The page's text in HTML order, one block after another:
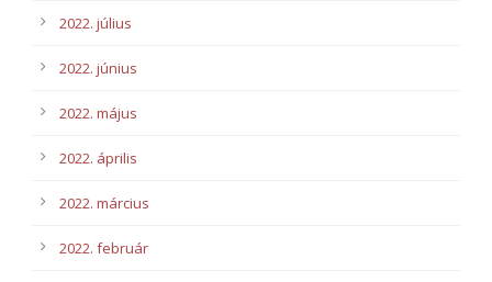
2022. július
2022. június
2022. május
2022. április
2022. március
2022. február